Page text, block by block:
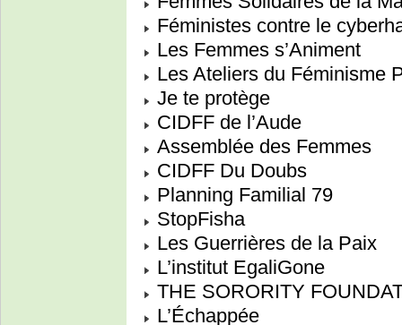
Féministes contre le
Les Femmes s’Animent
Les Ateliers du Féminisme
Je te protège
CIDFF de l’Aude
Assemblée des Femmes
CIDFF Du Doubs
Planning Familial 79
StopFisha
Les Guerrières de la Paix
L’institut EgaliGone
THE SORORITY
L’Échappée